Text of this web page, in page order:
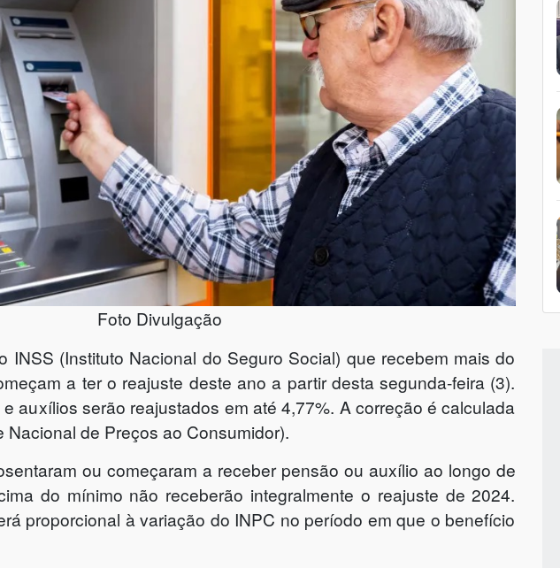
Foto Divulgação
INSS (Instituto Nacional do Seguro Social) que recebem mais do
a ter o reajuste deste ano a partir desta segunda-feira (3).
auxílios serão reajustados em até 4,77%. A correção é calculada
de Preços ao Consumidor).
ou começaram a receber pensão ou auxílio ao longo de
do mínimo não receberão integralmente o reajuste de 2024.
proporcional à variação do INPC no período em que o benefício